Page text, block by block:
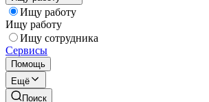
Ищу работу
Ищу работу
Ищу сотрудника
Сервисы
Помощь
Ещё
Поиск